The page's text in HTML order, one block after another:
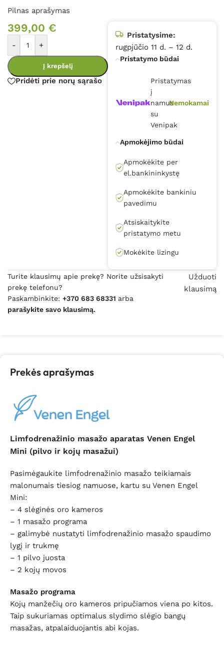
Pilnas aprašymas
399,00 €
- +
Į krepšelį
Pridėti prie norų sąrašo
Pristatysime:
rugpjūčio 11 d. – 12 d.
Pristatymo būdai
Pristatymas
į
namus
su
Venipak
Nemokamai
Apmokėjimo būdai
Apmokėkite per
el.bankininkystę
Apmokėkite bankiniu
pavedimu
Atsiskaitykite
pristatymo metu
Mokėkite lizingu
Turite klausimų apie prekę? Norite užsisakyti
prekę telefonu?
Paskambinkite: +370 683 68331 arba
parašykite savo klausimą.
Užduoti
klausimą
Prekės aprašymas
Limfodrenažinio masažo aparatas Venen Engel
Mini (pilvo ir kojų masažui)
Pasimėgaukite limfodrenažinio masažo teikiamais
malonumais tiesiog namuose, kartu su Venen Engel
Mini:
– 4 slėginės oro kameros
– 1 masažo programa
– galimybė nustatyti limfodrenažinio masažo spaudimo
lygį ir trukmę
– 1 pilvo juosta
– 2 kojų movos
Masažo programa
Kojų manžečių oro kameros pripučiamos viena po kitos.
Taip sukuriamas optimalus slydimo slėgio bangų
masažas, atpalaiduojantis abi kojas.